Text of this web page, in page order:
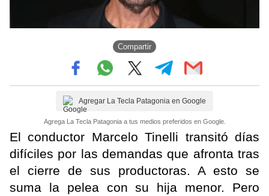
Compartir
Agregar La Tecla Patagonia en Google
Agrega La Tecla Patagonia a tus medios preferidos en Google.
El conductor Marcelo Tinelli transitó días
difíciles por las demandas que afronta tras
el cierre de sus productoras. A esto se
suma la pelea con su hija menor. Pero